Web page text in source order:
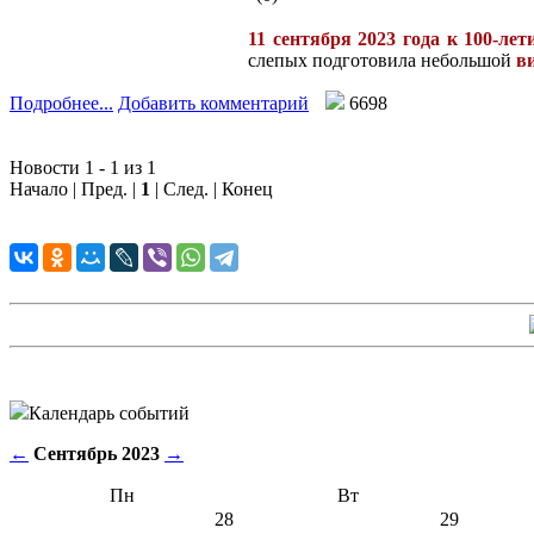
11 сентября 2023 года к 100-
слепых подготовила небольшой
Подробнее... Добавить комментарий 6698
Новости 1 - 1 из 1
Начало | Пред. | 1 | След. | Конец
Календарь событий
← Сентябрь 2023 →
Пн
Вт
28
29